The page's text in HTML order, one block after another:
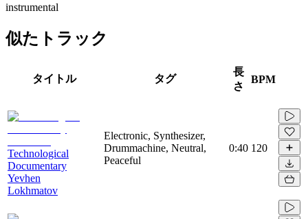
instrumental
似たトラック
タイトル タグ
長
さ
BPM
Technological
Documentary
Yevhen
Lokhmatov
Electronic, Synthesizer,
Drummachine, Neutral,
Peaceful
0:40 120